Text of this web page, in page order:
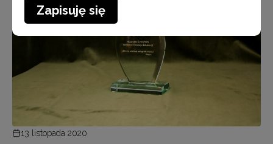
13 listopada 2020
Zapisuję się